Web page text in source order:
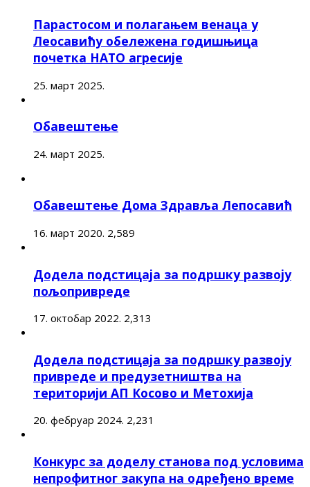
Парастосом и полагањем венаца у
Леосавићу обележена годишњица
почетка НАТО агресије
25. март 2025.
Обавештење
24. март 2025.
Обавештење Дома Здравља Лепосавић
16. март 2020. 2,589
Додела подстицаја за подршку развоју
пољопривреде
17. октобар 2022. 2,313
Додела подстицаја за подршку развоју
привреде и предузетништва на
територији АП Косово и Метохија
20. фебруар 2024. 2,231
Конкурс за доделу станова под условима
непрофитног закупа на одређено време